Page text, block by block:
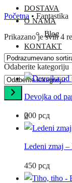
DOSTAVA
O NAMA
Blog
KONTAKT
Odaberite kategoriju
0
Početna • Fantastika
Prikazano je svih 4
Devojka od
200 рсд
Ledeni zmaj
450 рсд